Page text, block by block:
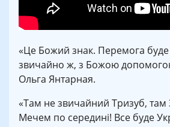
«Це Божий знак. Перемога
звичайно ж, з Божою
Ольга Янтарная.
«Там не звичайний Тризуб,
Мечем по середині! Все буде